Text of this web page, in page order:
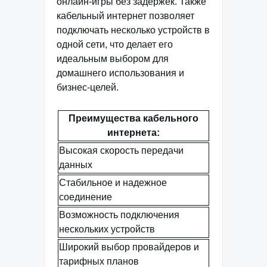
кабельный интернет позволяет
подключать несколько устройств в
одной сети, что делает его
идеальным выбором для
домашнего использования и
бизнес-целей.
Преимущества кабельного
интернета:
Высокая скорость передачи
данных
Стабильное и надежное
соединение
Возможность подключения
нескольких устройств
Широкий выбор провайдеров и
тарифных планов